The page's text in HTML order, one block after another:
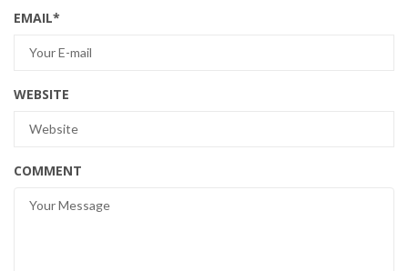
EMAIL*
WEBSITE
COMMENT